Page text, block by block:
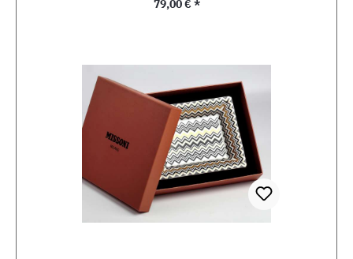
Regulärer Preis:
79,00 € *